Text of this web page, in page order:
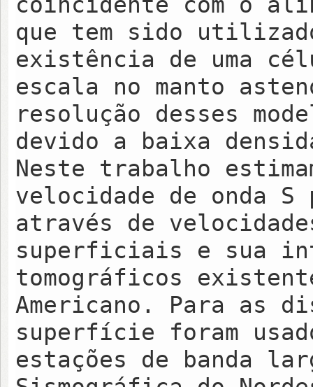
que tem sido
existência de uma
escala no manto
resolução desses
devido a baixa
Neste trabalho
velocidade de onda S
através de
superficiais e sua
tomográficos
Americano. Para as
superfície foram
estações de banda